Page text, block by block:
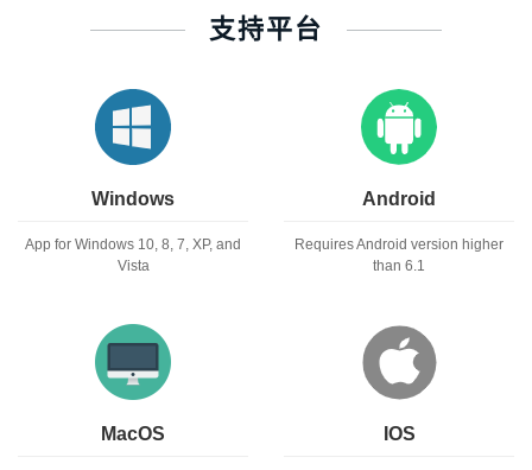
支持平台
Windows
App for Windows 10, 8, 7, XP, and
Vista
Android
Requires Android version higher
than 6.1
MacOS IOS